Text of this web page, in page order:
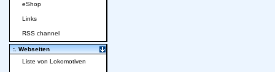
eShop
Links
RSS channel
:. Webseiten
Liste von Lokomotiven